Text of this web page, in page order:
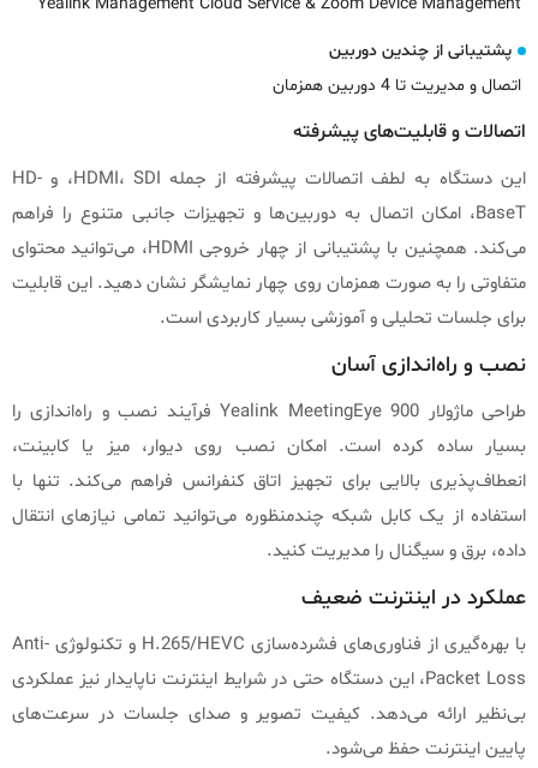
پشتیبانی از چندین دوربین
اتصال و مدیریت تا 4 دوربین همزمان
اتصالات و قابلیت‌های پیشرفته
این دستگاه به لطف اتصالات پیشرفته از جمله HDMI، SDI، و HD-
BaseT، امکان اتصال به دوربین‌ها و تجهیزات جانبی متنوع را فراهم
می‌کند. همچنین با پشتیبانی از چهار خروجی HDMI، می‌توانید محتوای
متفاوتی را به صورت همزمان روی چهار نمایشگر نشان دهید. این قابلیت
برای جلسات تحلیلی و آموزشی بسیار کاربردی است.
نصب و راه‌اندازی آسان
طراحی ماژولار Yealink MeetingEye 900 فرآیند نصب و راه‌اندازی را
بسیار ساده کرده است. امکان نصب روی دیوار، میز یا کابینت،
انعطاف‌پذیری بالایی برای تجهیز اتاق کنفرانس فراهم می‌کند. تنها با
استفاده از یک کابل شبکه چندمنظوره می‌توانید تمامی نیازهای انتقال
داده، برق و سیگنال را مدیریت کنید.
عملکرد در اینترنت ضعیف
با بهره‌گیری از فناوری‌های فشرده‌سازی H.265/HEVC و تکنولوژی Anti-
Packet Loss، این دستگاه حتی در شرایط اینترنت ناپایدار نیز عملکردی
بی‌نظیر ارائه می‌دهد. کیفیت تصویر و صدای جلسات در سرعت‌های
پایین اینترنت حفظ می‌شود.